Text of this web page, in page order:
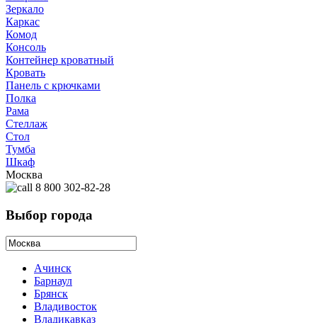
Зеркало
Каркас
Комод
Консоль
Контейнер кроватный
Кровать
Панель с крючками
Полка
Рама
Стеллаж
Стол
Тумба
Шкаф
Москва
8 800 302-82-28
Выбор города
Ачинск
Барнаул
Брянск
Владивосток
Владикавказ